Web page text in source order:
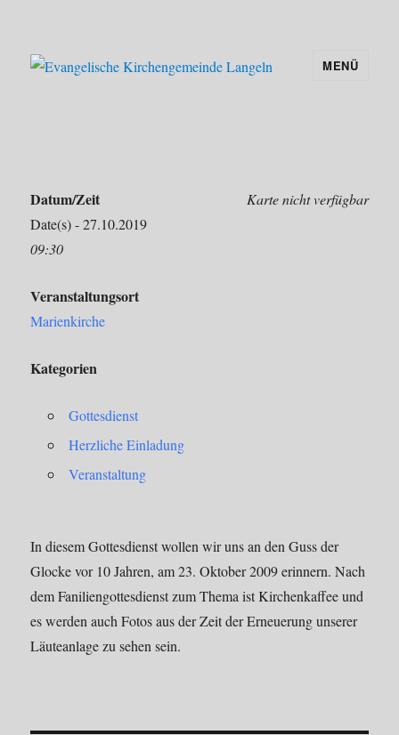
MENÜ
Karte nicht verfügbar
Datum/Zeit
Date(s) - 27.10.2019
09:30
Veranstaltungsort
Marienkirche
Kategorien
Gottesdienst
Herzliche Einladung
Veranstaltung
In diesem Gottesdienst wollen wir uns an den Guss der
Glocke vor 10 Jahren, am 23. Oktober 2009 erinnern. Nach
dem Faniliengottesdienst zum Thema ist Kirchenkaffee und
es werden auch Fotos aus der Zeit der Erneuerung unserer
Läuteanlage zu sehen sein.